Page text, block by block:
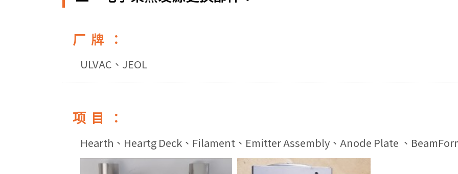
厂牌：
ULVAC、JEOL
项目：
Hearth、Heartg Deck、Filament、Emitter Assembly、Anode Plate 、